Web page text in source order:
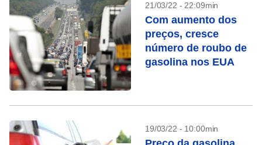
21/03/22 - 22:09min
Com aumento dos
preços, cresce
número de roubo de
gasolina nos EUA
19/03/22 - 10:00min